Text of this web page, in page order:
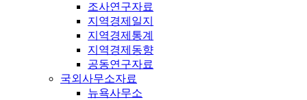
조사연구자료
지역경제일지
지역경제통계
지역경제동향
공동연구자료
국외사무소자료
뉴욕사무소